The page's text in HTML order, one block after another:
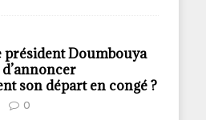
Doumbouya
son départ en congé ?
0